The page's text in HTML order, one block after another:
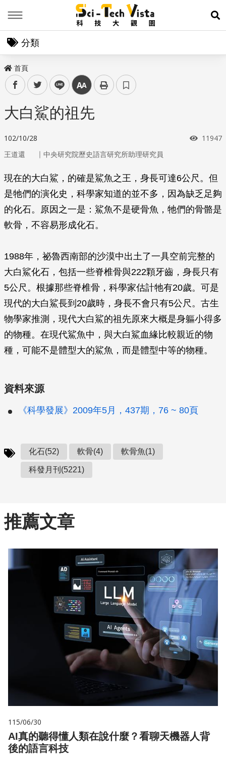
展
分類
首頁
facebooktwitter line 中
大白鯊的祖先
102/10/28 瀏覽次
11947
王道還 ｜ 中央研究院歷史語言研究所助理研究員
現在的大白鯊，的確是鯊魚之王，身長可達6公尺。但
是牠們的演化史，科學家知道的並不多，因為缺乏足夠
的化石。原因之一是：鯊魚不是硬骨魚，牠們的骨骼是
軟骨，不容易形成化石。
1988年，祕魯西南部的沙漠中出土了一具空前完整的
大白鯊化石，包括一些脊椎骨與222顆牙齒，身長只有
5公尺。根據那些脊椎骨，科學家估計牠有20歲。可是
現代的大白鯊長到20歲時，身長不會只有5公尺。古生
物學家推測，現代大白鯊的祖先原來大概是身軀小得多
的物種。在現代鯊魚中，與大白鯊血緣比較親近的物
種，可能不是體型大的鯊魚，而是體型中等的物種。
資料來源
《科學發展》2009年5月，437期，76 ~ 80頁
化石(52) 軟骨(4) 軟骨魚(1)
科發月刊(5221)
推薦文章
115/06/30
AI真的聽得懂人類在說什麼？看聊天機器人背
後的語言科技